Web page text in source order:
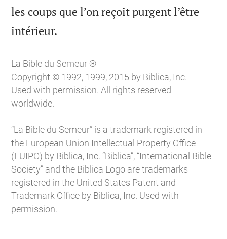
les coups que l’on reçoit purgent l’être
intérieur.
La Bible du Semeur ®
Copyright © 1992, 1999, 2015 by Biblica, Inc.
Used with permission. All rights reserved
worldwide.
“La Bible du Semeur” is a trademark registered in
the European Union Intellectual Property Office
(EUIPO) by Biblica, Inc. “Biblica”, “International Bible
Society” and the Biblica Logo are trademarks
registered in the United States Patent and
Trademark Office by Biblica, Inc. Used with
permission.